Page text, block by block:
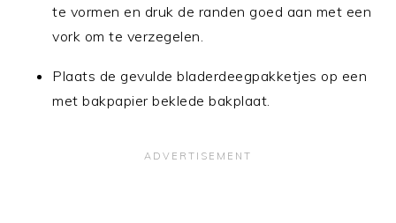
te vormen en druk de randen goed aan met een
vork om te verzegelen.
Plaats de gevulde bladerdeegpakketjes op een
met bakpapier beklede bakplaat.